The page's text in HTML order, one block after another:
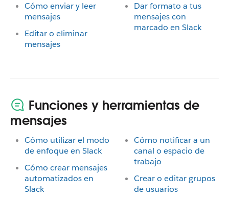
Cómo enviar y leer
mensajes
Editar o eliminar
mensajes
Dar formato a tus
mensajes con
marcado en Slack
Funciones y herramientas de
mensajes
Cómo utilizar el modo
de enfoque en Slack
Cómo crear mensajes
automatizados en
Slack
Cómo notificar a un
canal o espacio de
trabajo
Crear o editar grupos
de usuarios